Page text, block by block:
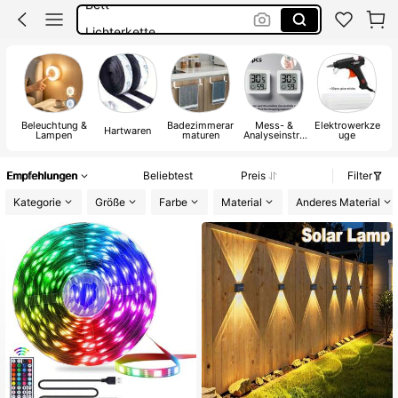
Schminktisch
Beleuchtung &
Lampen Hartwaren Badezimmerar
maturen
Mess- &
Analyseinstru
Elektrowerkze
uge
Empfehlungen Beliebtest Preis
Filter
Kategorie
Größe Farbe Material Anderes Material